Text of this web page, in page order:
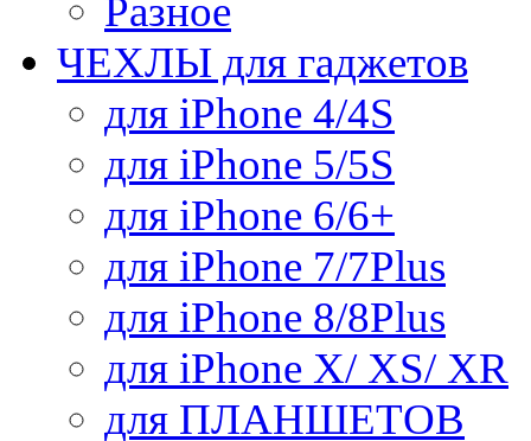
Разное
ЧЕХЛЫ для гаджетов
для iPhone 4/4S
для iPhone 5/5S
для iPhone 6/6+
для iPhone 7/7Plus
для iPhone 8/8Plus
для iPhone X/ XS/ XR
для ПЛАНШЕТОВ